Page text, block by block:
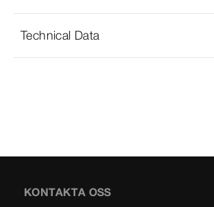
Technical Data
KONTAKTA OSS